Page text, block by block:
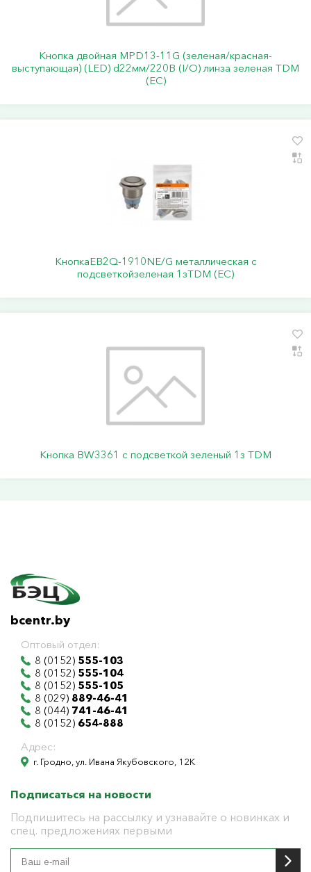
Кнопка двойная MPD13-11G (зеленая/красная-
выступающая) (LED) d22мм/220В (I/O) линза зеленая TDM
(ЕС)
КнопкаEB2Q-1910NE/G металлическая с
подсветкойзеленая 1зTDM (ЕС)
Кнопка BW3361 с подсветкой зеленый 1з TDM
bcentr.by
Оптовый отдел:
8 (0152) 555-103
8 (0152) 555-104
8 (0152) 555-105
8 (029) 889-46-41
8 (044) 741-46-41
8 (0152) 654-888
Адрес:
г. Гродно, ул. Ивана Якубовского, 12К
Подписаться на новости
Подпишитесь на рассылку и узнавайте о новинках и
спец. предложениях первыми